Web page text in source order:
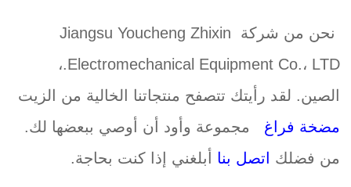
نحن من شركة Jiangsu Youcheng Zhixin
الصين. لقد رأيتك تتصفح منتجاتنا الخالية من الزيت
مضخة فراغ
من فضلك اتصل بنا أبلغني إذا كنت بحاجة.